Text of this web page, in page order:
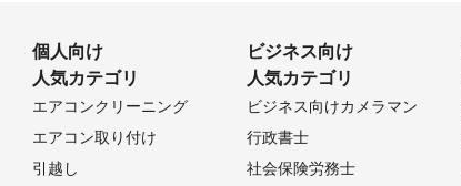
個人向け
人気カテゴリ
エアコンクリーニング
エアコン取り付け
引越し
ビジネス向け
人気カテゴリ
ビジネス向けカメラマン
行政書士
社会保険労務士